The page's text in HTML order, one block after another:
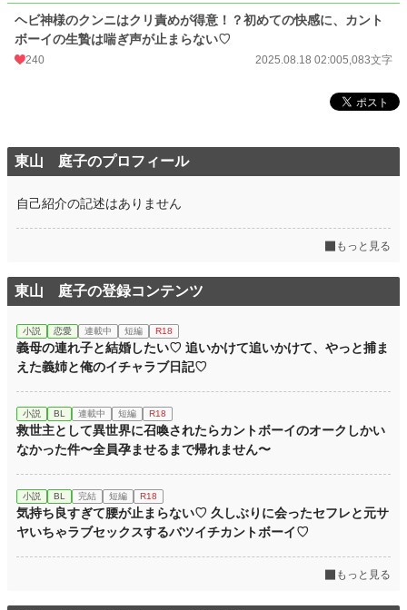
週間ポイント 1,381 pt (6,966 位)
月間ポイント 5,276 pt (8,058 位)
ヘビ神様のクンニはクリ責めが得意！？初めての快感に、カント
ボーイの生贄は喘ぎ声が止まらない♡
240 2025.08.18 02:005,083文字
東山 庭子のプロフィール
自己紹介の記述はありません
もっと見る
東山 庭子の登録コンテンツ
小説 恋愛 連載中 短編 R18
義母の連れ子と結婚したい♡ 追いかけて追いかけて、やっと捕ま
えた義姉と俺のイチャラブ日記♡
小説 BL 連載中 短編 R18
救世主として異世界に召喚されたらカントボーイのオークしかい
なかった件〜全員孕ませるまで帰れません〜
小説 BL 完結 短編 R18
気持ち良すぎて腰が止まらない♡ 久しぶりに会ったセフレと元サ
ヤいちゃラブセックスするバツイチカントボーイ♡
もっと見る